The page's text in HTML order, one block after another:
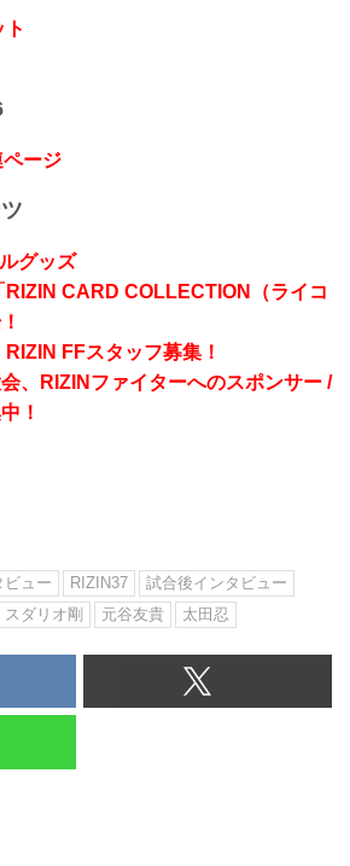
ージ
グッズ
CARD COLLECTION（ライコ
FFスタッフ募集！
、RIZINファイターへのスポンサー /
！
ビュー RIZIN37
試合後インタビュー
スダリオ剛 元谷友貴 太田忍